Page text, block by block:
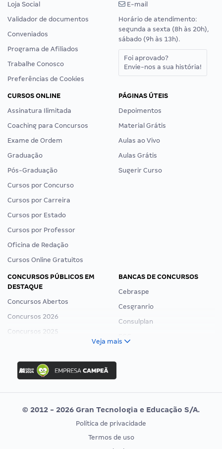
Loja Social
Validador de documentos
Conveniados
Programa de Afiliados
Trabalhe Conosco
Preferências de Cookies
E-mail
Horário de atendimento:
segunda a sexta (8h às 20h),
sábado (9h às 13h).
Foi aprovado?
Envie-nos a sua história!
CURSOS ONLINE
Assinatura Ilimitada
Coaching para Concursos
Exame de Ordem
Graduação
Pós-Graduação
Cursos por Concurso
Cursos por Carreira
Cursos por Estado
Cursos por Professor
Oficina de Redação
Cursos Online Gratuitos
PÁGINAS ÚTEIS
Depoimentos
Material Grátis
Aulas ao Vivo
Aulas Grátis
Sugerir Curso
CONCURSOS PÚBLICOS EM
DESTAQUE
Concursos Abertos
Concursos 2026
Concursos 2025
Concurso Ibama
Concurso MPU
Editais publicados
BANCAS DE CONCURSOS
Cebraspe
Cesgranrio
Consulplan
Vunesp
CONCURSOS POR PROFISSÃO
EXAME DE ORDEM
Veja mais
© 2012 - 2026 Gran Tecnologia e Educação S/A.
Política de privacidade
Termos de uso